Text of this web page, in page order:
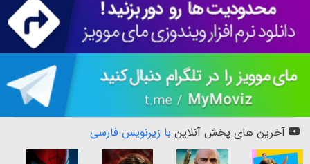
آخرین های پخش آنلاین با زیرنویس فارسی